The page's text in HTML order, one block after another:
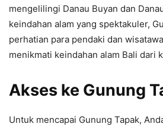
mengelilingi Danau Buyan dan
keindahan alam yang spektakuler,
perhatian para pendaki dan
menikmati keindahan alam Bali dari
Akses ke Gunung
Untuk mencapai Gunung Tapak,